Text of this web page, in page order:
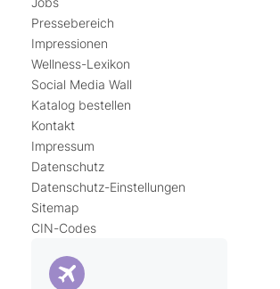
Pressebereich
Impressionen
Wellness-Lexikon
Social Media Wall
Katalog bestellen
Kontakt
Impressum
Datenschutz
Datenschutz-Einstellungen
Sitemap
CIN-Codes